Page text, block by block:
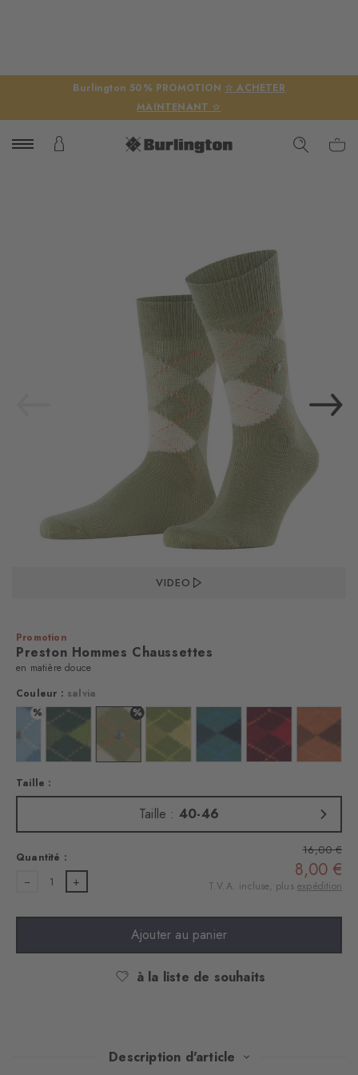
Burlington 50% PROMOTION ☆ ACHETER
MAINTENANT ☆
VIDEO
Promotion
Preston Hommes Chaussettes
en matière douce
Couleur : salvia
dark navy
%
Couleur : deep seaCouleur : forest
%
Couleur : salviaCouleur : cactusCouleur : amazoniaCouleur : amethyst
Couleur
Taille :
Taille : 40-46
Quantité :
1
16,00 €
8,00 €
T.V.A. incluse, plus expédition
Ajouter au panier
à la liste de souhaits
Description d'article